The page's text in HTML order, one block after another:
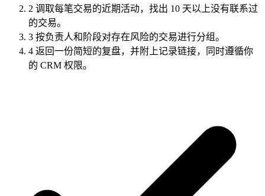
2 调取每笔交易的近期活动，找出 10 天以上没有联系过
的交易。
3 按负责人和阶段对存在风险的交易进行分组。
4 返回一份简短的复盘，并附上记录链接，同时遵循你
的 CRM 权限。